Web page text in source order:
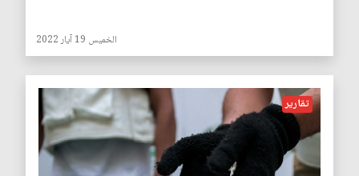
الخميس 19 آيار 2022
تقارير